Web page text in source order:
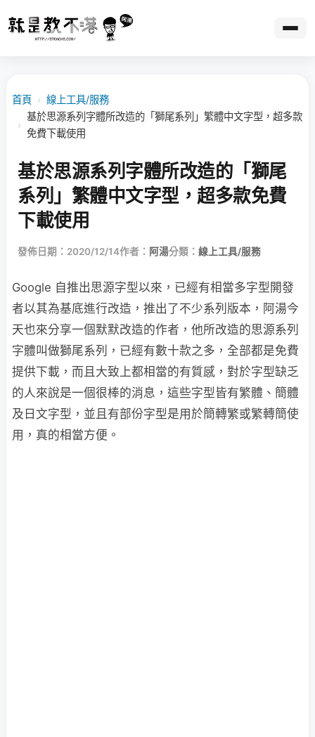
首頁 › 線上工具/服務
›
基於思源系列字體所改造的「獅尾系列」繁體中文字型，超多款
免費下載使用
基於思源系列字體所改造的「獅尾
系列」繁體中文字型，超多款免費
下載使用
發佈日期：2020/12/14作者： 阿湯分類： 線上工具/服務
Google 自推出思源字型以來，已經有相當多字型開發
者以其為基底進行改造，推出了不少系列版本，阿湯今
天也來分享一個默默改造的作者，他所改造的思源系列
字體叫做獅尾系列，已經有數十款之多，全部都是免費
提供下載，而且大致上都相當的有質感，對於字型缺乏
的人來說是一個很棒的消息，這些字型皆有繁體、簡體
及日文字型，並且有部份字型是用於簡轉繁或繁轉簡使
用，真的相當方便。